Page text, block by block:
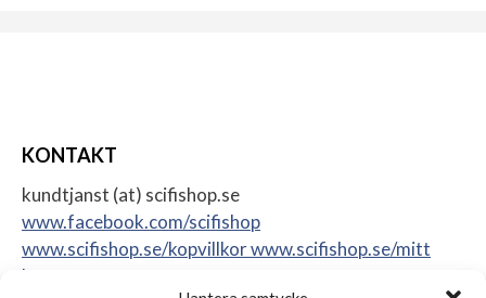
KONTAKT
kundtjanst (at) scifishop.se
www.facebook.com/scifishop
www.scifishop.se/kopvillkorwww.scifishop.se/mitt
konto